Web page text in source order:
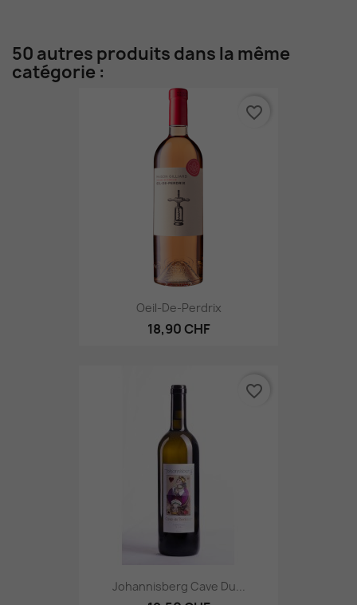
50 autres produits dans la même
catégorie :
Oeil-De-Perdrix
18,90 CHF
favorite_border
Johannisberg Cave Du...
favorite_border